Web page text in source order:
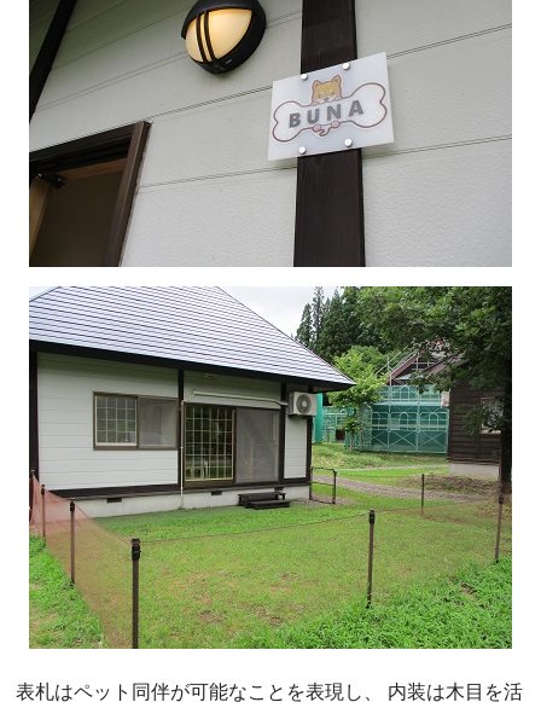
表札はペット同伴が可能なことを表現し、 内装は木目を活